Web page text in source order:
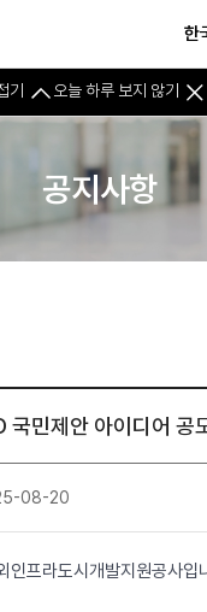
기 오늘 하루 보지 않기
한
공지사항
민제안 아이디어 공
08-20
인프라도시개발지원공사입